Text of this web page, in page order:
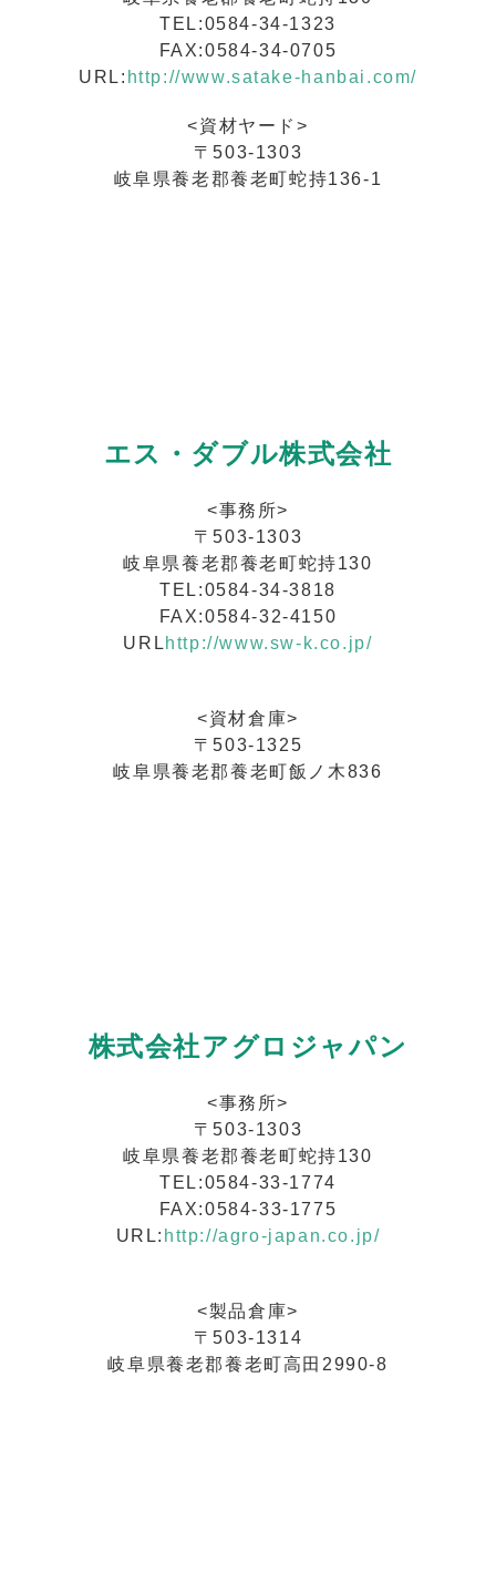
TEL:0584-34-1323
FAX:0584-34-0705
URL: http://www.satake-hanbai.com/
<資材ヤード>
〒503-1303
岐阜県養老郡養老町蛇持136-1
エス・ダブル株式会社
<事務所>
〒503-1303
岐阜県養老郡養老町蛇持130
TEL:0584-34-3818
FAX:0584-32-4150
URL http://www.sw-k.co.jp/
<資材倉庫>
〒503-1325
岐阜県養老郡養老町飯ノ木836
株式会社アグロジャパン
<事務所>
〒503-1303
岐阜県養老郡養老町蛇持130
TEL:0584-33-1774
FAX:0584-33-1775
URL: http://agro-japan.co.jp/
<製品倉庫>
〒503-1314
岐阜県養老郡養老町高田2990-8